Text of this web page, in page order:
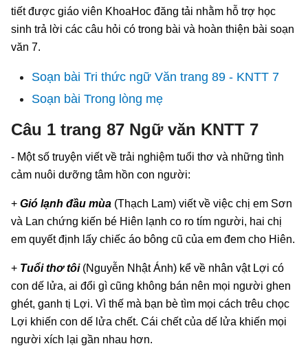
tiết được giáo viên KhoaHoc đăng tải nhằm hỗ trợ học
sinh trả lời các câu hỏi có trong bài và hoàn thiện bài soạn
văn 7.
Soạn bài Tri thức ngữ Văn trang 89 - KNTT 7
Soạn bài Trong lòng mẹ
Câu 1 trang 87 Ngữ văn KNTT 7
- Một số truyện viết về trải nghiệm tuổi thơ và những tình
cảm nuôi dưỡng tâm hồn con người:
+ Gió lạnh đầu mùa (Thạch Lam) viết về việc chị em Sơn
và Lan chứng kiến bé Hiên lạnh co ro tím người, hai chị
em quyết định lấy chiếc áo bông cũ của em đem cho Hiên.
+ Tuổi thơ tôi(Nguyễn Nhật Ánh) kể về nhân vật Lợi có
con dế lửa, ai đổi gì cũng không bán nên mọi người ghen
ghét, ganh tị Lợi. Vì thế mà bạn bè tìm mọi cách trêu chọc
Lợi khiến con dế lửa chết. Cái chết của dế lửa khiến mọi
người xích lại gần nhau hơn.